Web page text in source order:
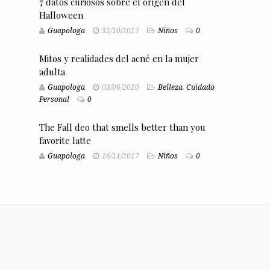
Halloween
Guapologa 31/10/2017 Niños 0
Mitos y realidades del acné en la mujer
adulta
Guapologa 03/06/2020 Belleza, Cuidado
Personal
0
The Fall deo that smells better than you
favorite latte
Guapologa 16/11/2017 Niños 0